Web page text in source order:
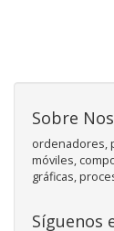
Sobre
ordenadores,
móviles,
gráficas,
Síguenos